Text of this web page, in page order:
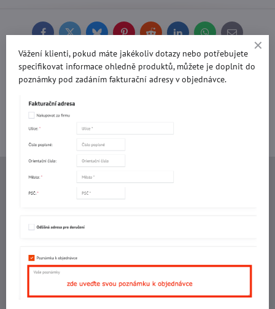
FacebookTwitterBlueskyPinterestReddit LinkedInWhatsApp
E-
Potřebujete poradit s objednávkou?
Kontaktujte nás:
+420 577 523 563
Ing. Vojtěch Lečbych - IVL
DIČ: CZ29007356
Vážení klienti, pokud máte jakékoliv dotazy nebo potřebujete
specifikovat informace ohledně produktů, můžete je doplnit do
poznámky pod zadáním fakturační adresy v objednávce.